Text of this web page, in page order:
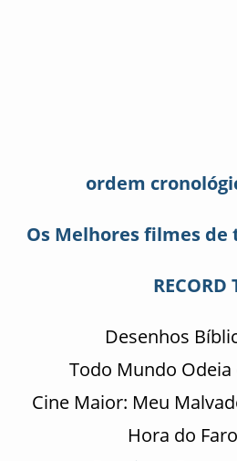
ordem
Os Melhores filmes de
RECORD
Desenhos
Todo Mundo Odeia
Cine Maior: Meu
Hora do